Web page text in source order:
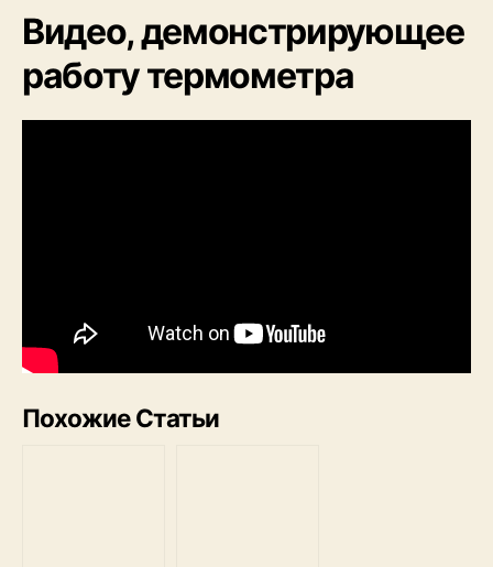
Видео, демонстрирующее
работу термометра
Похожие Статьи